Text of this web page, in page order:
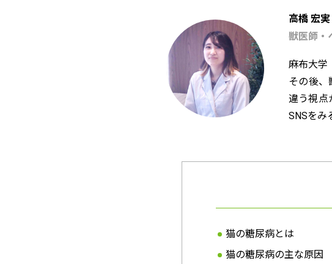
高橋 宏実
獣医師・
麻布大学
その後、
違う視点
SNSをみ
猫の糖尿病とは
猫の糖尿病の主な原因